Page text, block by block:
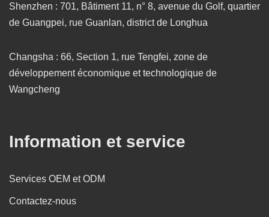
Shenzhen : 701, Bâtiment 11, n° 8, avenue du Golf, quartier
de Guangpei, rue Guanlan, district de Longhua
Changsha : 66, Section 1, rue Tengfei, zone de
développement économique et technologique de
Wangcheng
Information et service
Services OEM et ODM
Contactez-nous